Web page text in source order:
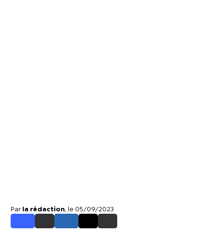
Par la rédaction , le 05/09/2023